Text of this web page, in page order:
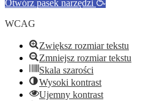
Otwórz pasek narzędzi
WCAG
Zwiększ rozmiar tekstu
Zmniejsz rozmiar tekstu
Skala szarości
Wysoki kontrast
Ujemny kontrast